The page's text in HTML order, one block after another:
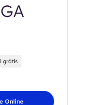
grátis
Online